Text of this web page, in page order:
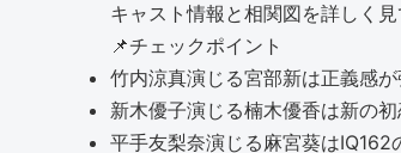
キャスト情報と相関図を詳しく見
📌チェックポイント
竹内涼真演じる宮部新は正義感
新木優子演じる楠木優香は新の
平手友梨奈演じる麻宮葵はIQ162